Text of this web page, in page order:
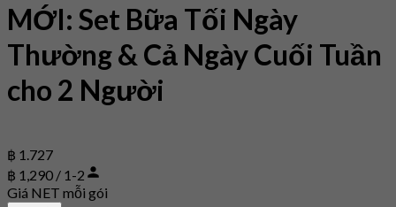
MỚI: Set Bữa Tối Ngày
Thường & Cả Ngày Cuối Tuần
cho 2 Người
฿ 1.727
฿ 1,290 / 1-2
Giá NET mỗi gói